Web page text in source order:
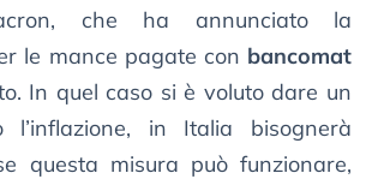
che ha annunciato la
le mance pagate con bancomat
In quel caso si è voluto dare un
l’inflazione, in Italia bisognerà
questa misura può funzionare,